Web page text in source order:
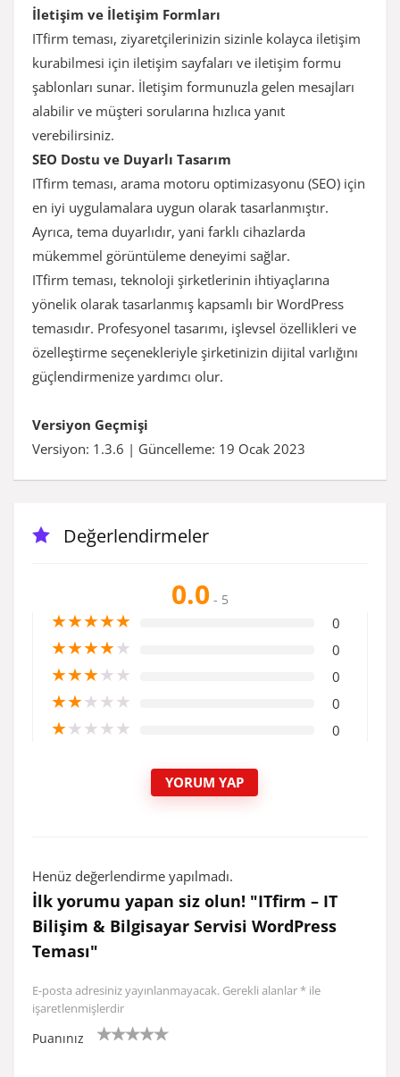
İletişim ve İletişim Formları
ITfirm teması, ziyaretçilerinizin sizinle kolayca iletişim
kurabilmesi için iletişim sayfaları ve iletişim formu
şablonları sunar. İletişim formunuzla gelen mesajları
alabilir ve müşteri sorularına hızlıca yanıt
verebilirsiniz.
SEO Dostu ve Duyarlı Tasarım
ITfirm teması, arama motoru optimizasyonu (SEO) için
en iyi uygulamalara uygun olarak tasarlanmıştır.
Ayrıca, tema duyarlıdır, yani farklı cihazlarda
mükemmel görüntüleme deneyimi sağlar.
ITfirm teması, teknoloji şirketlerinin ihtiyaçlarına
yönelik olarak tasarlanmış kapsamlı bir WordPress
temasıdır. Profesyonel tasarımı, işlevsel özellikleri ve
özelleştirme seçenekleriyle şirketinizin dijital varlığını
güçlendirmenize yardımcı olur.
Versiyon Geçmişi
Versiyon: 1.3.6 | Güncelleme: 19 Ocak 2023
Değerlendirmeler
0.0 - 5
★★★★★ 0
★★★★★ 0
★★★★★ 0
★★★★★ 0
★★★★★ 0
YORUM YAP
Henüz değerlendirme yapılmadı.
İlk yorumu yapan siz olun! "ITfirm – IT
Bilişim & Bilgisayar Servisi WordPress
Teması"
E-posta adresiniz yayınlanmayacak. Gerekli alanlar* ile
işaretlenmişlerdir
Puanınız